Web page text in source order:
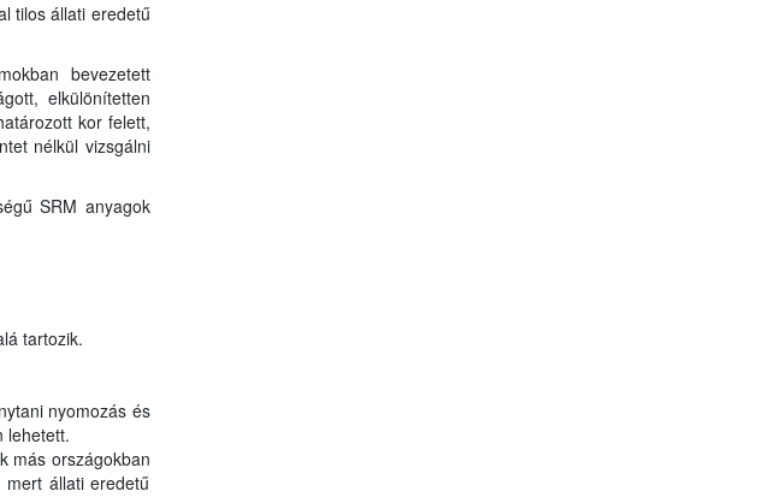
tilos állati eredetű
bevezetett
elkülönítetten
kor felett,
nélkül vizsgálni
SRM anyagok
tartozik.
nyomozás és
lehetett.
más országokban
állati eredetű